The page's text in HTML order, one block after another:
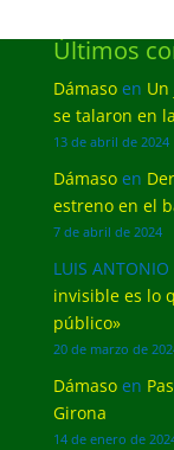
Últimos
Dámasoen
se talaron en
13 de abril de 2024
Dámasoen
estreno en el
7 de abril de 2024
LUIS
invisible es lo
público»
20 de marzo de
Dámasoen
Girona
14 de enero de